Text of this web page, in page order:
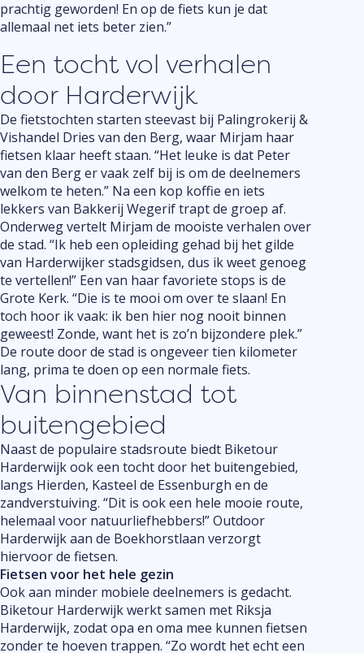
prachtig geworden! En op de fiets kun je dat
allemaal net iets beter zien.”
Een tocht vol verhalen
door Harderwijk
De fietstochten starten steevast bij Palingrokerij &
Vishandel Dries van den Berg, waar Mirjam haar
fietsen klaar heeft staan. “Het leuke is dat Peter
van den Berg er vaak zelf bij is om de deelnemers
welkom te heten.” Na een kop koffie en iets
lekkers van Bakkerij Wegerif trapt de groep af.
Onderweg vertelt Mirjam de mooiste verhalen over
de stad. “Ik heb een opleiding gehad bij het gilde
van Harderwijker stadsgidsen, dus ik weet genoeg
te vertellen!” Een van haar favoriete stops is de
Grote Kerk. “Die is te mooi om over te slaan! En
toch hoor ik vaak: ik ben hier nog nooit binnen
geweest! Zonde, want het is zo’n bijzondere plek.”
De route door de stad is ongeveer tien kilometer
lang, prima te doen op een normale fiets.
Van binnenstad tot
buitengebied
Naast de populaire stadsroute biedt Biketour
Harderwijk ook een tocht door het buitengebied,
langs Hierden, Kasteel de Essenburgh en de
zandverstuiving. “Dit is ook een hele mooie route,
helemaal voor natuurliefhebbers!” Outdoor
Harderwijk aan de Boekhorstlaan verzorgt
hiervoor de fietsen.
Fietsen voor het hele gezin
Ook aan minder mobiele deelnemers is gedacht.
Biketour Harderwijk werkt samen met Riksja
Harderwijk, zodat opa en oma mee kunnen fietsen
zonder te hoeven trappen. “Zo wordt het echt een